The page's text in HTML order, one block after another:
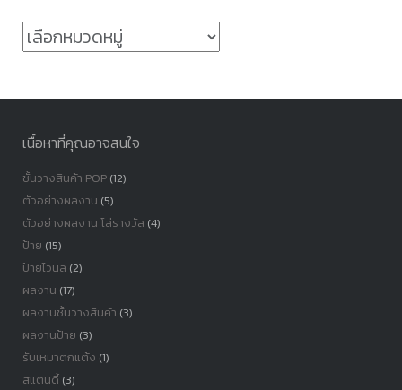
หมวด
เนื้อหาที่คุณอาจสนใจ
ชั้นวางสินค้า POP(12)
ตัวอย่างผลงาน (5)
ตัวอย่างผลงาน โล่รางวัล (4)
ป้าย (15)
ป้ายไวนิล (2)
ผลงาน (17)
ผลงานชั้นวางสินค้า (3)
ผลงานป้าย (3)
รับเหมาตกแต้ง (1)
สแตนดี้(3)